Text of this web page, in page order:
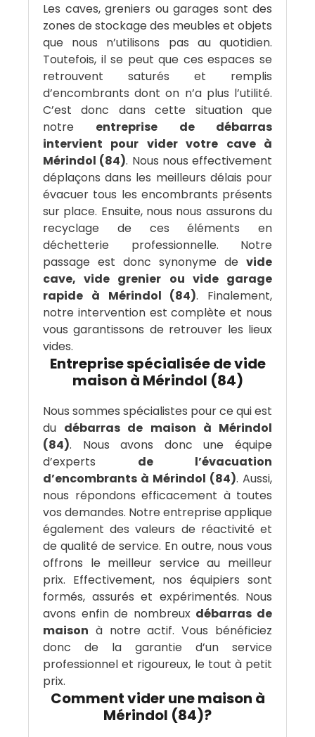
Les caves, greniers ou garages sont des
zones de stockage des meubles et objets
que nous n’utilisons pas au quotidien.
Toutefois, il se peut que ces espaces se
retrouvent saturés et remplis
d’encombrants dont on n’a plus l’utilité.
C’est donc dans cette situation que
notre entreprise de débarras
intervient pour vider votre cave à
Mérindol (84). Nous nous effectivement
déplaçons dans les meilleurs délais pour
évacuer tous les encombrants présents
sur place. Ensuite, nous nous assurons du
recyclage de ces éléments en
déchetterie professionnelle. Notre
passage est donc synonyme de vide
cave, vide grenier ou vide garage
rapide à Mérindol (84). Finalement,
notre intervention est complète et nous
vous garantissons de retrouver les lieux
vides.
Entreprise spécialisée de vide
maison à Mérindol (84)
Nous sommes spécialistes pour ce qui est
du débarras de maison à Mérindol
(84). Nous avons donc une équipe
d’experts de l’évacuation
d’encombrants à Mérindol (84). Aussi,
nous répondons efficacement à toutes
vos demandes. Notre entreprise applique
également des valeurs de réactivité et
de qualité de service. En outre, nous vous
offrons le meilleur service au meilleur
prix. Effectivement, nos équipiers sont
formés, assurés et expérimentés. Nous
avons enfin de nombreux débarras de
maison à notre actif. Vous bénéficiez
donc de la garantie d’un service
professionnel et rigoureux, le tout à petit
prix.
Comment vider une maison à
Mérindol (84)?